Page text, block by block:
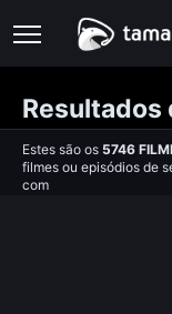
Resultados
Estes são os 5746
filmes ou episódios de
com